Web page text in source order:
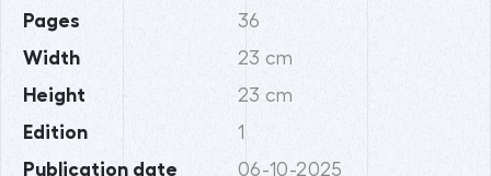
Pages 36
Width 23 cm
Height 23 cm
Edition 1
Publication date 06-10-2025